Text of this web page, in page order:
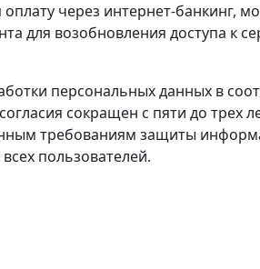
через интернет-банкинг,
для возобновления доступа к
персональных данных в
сокращен с пяти до трех
требованиям защиты
пользователей.